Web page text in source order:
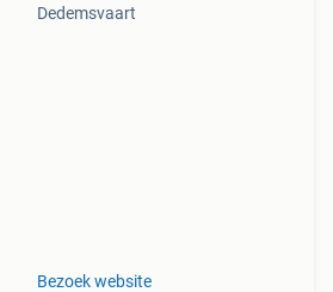
Dedemsvaart
Bezoek website